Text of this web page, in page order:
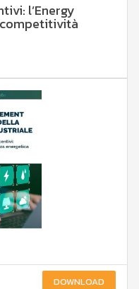
l’Energy
DOWNLOAD